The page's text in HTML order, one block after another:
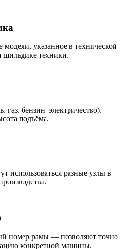
указанное в технической
шильдике техники.
газ, бензин, электричество),
подъёма.
использоваться разные узлы в
номер рамы — позволяют точно
конкретной машины.